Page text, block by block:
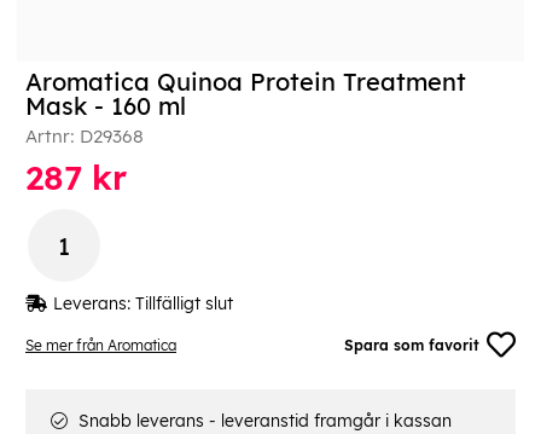
Se mer från Aromatica Spara som favorit
Aromatica Quinoa Protein Treatment
Mask - 160 ml
Artnr: D29368
287 kr
Leverans: Tillfälligt slut
Snabb leverans - leveranstid framgår i kassan